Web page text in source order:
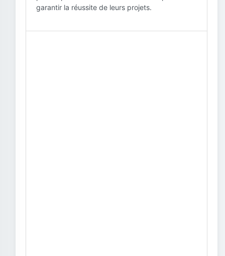
garantir la réussite de leurs projets.